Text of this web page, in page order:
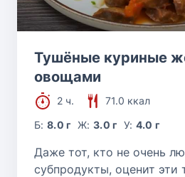
Тушёные куриные
овощами
2 ч.
71.0 ккал
Б:8.0 г Ж: 3.0 г У: 4.0 г
Даже тот, кто не очень
субпродукты, оценит